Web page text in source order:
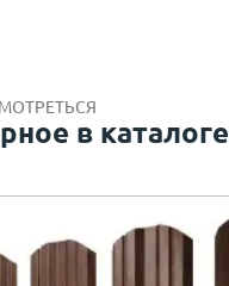
в каталоге